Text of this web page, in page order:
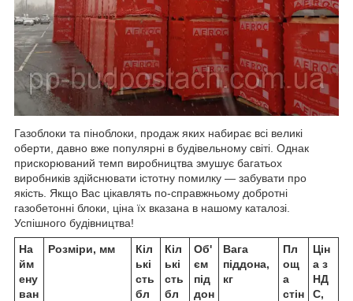
Газоблоки та піноблоки, продаж яких набирає всі великі
оберти, давно вже популярні в будівельному світі. Однак
прискорюваний темп виробництва змушує багатьох
виробників здійснювати істотну помилку — забувати про
якість. Якщо Вас цікавлять по-справжньому добротні
газобетонні блоки, ціна їх вказана в нашому каталозі.
Успішного будівництва!
На
йм
ену
ван
Розміри, мм
Кіл
ькі
сть
бл
Кіл
ькі
сть
бл
Об'
єм
під
дон
Вага
піддона,
кг
Пл
ощ
а
стін
Цін
а з
НД
С,